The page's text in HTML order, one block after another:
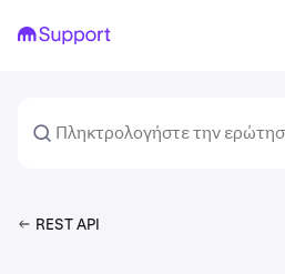
REST API